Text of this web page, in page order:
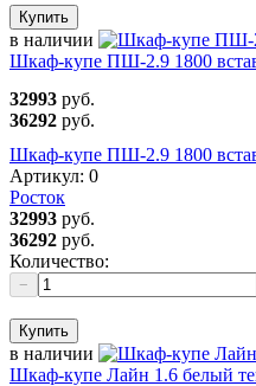
Купить
в наличии
Шкаф-купе ПШ-2.9 1800
32993 руб.
36292 руб.
Шкаф-купе ПШ-2.9 1800
Артикул: 0
Росток
32993 руб.
36292 руб.
Количество:
−
Купить
в наличии
Шкаф-купе Лайн 1.6 белый